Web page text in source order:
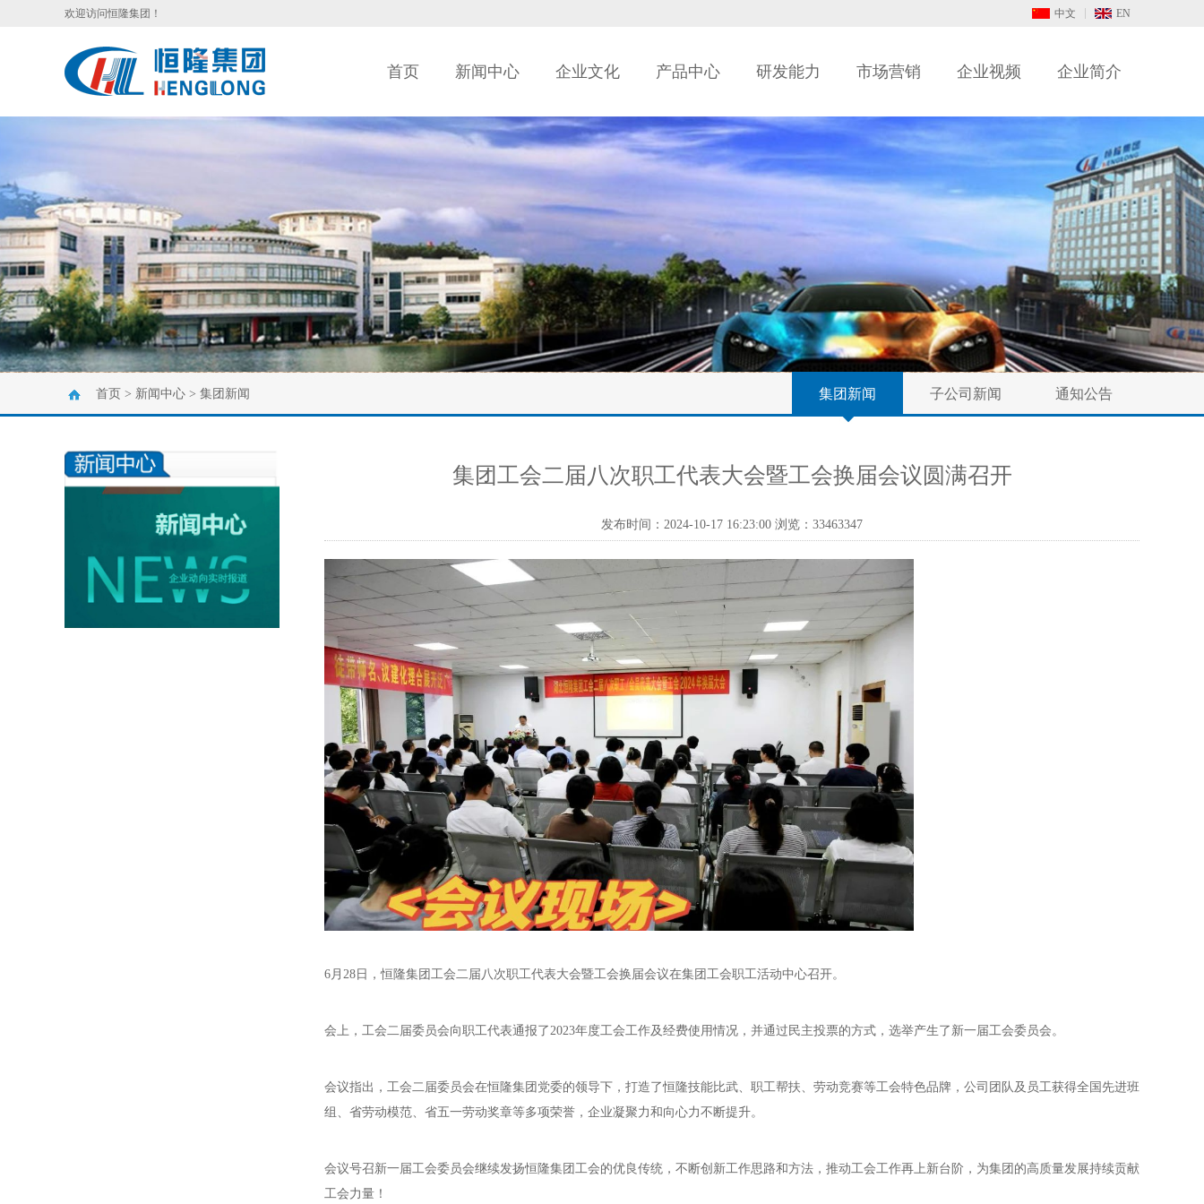
欢迎访问恒隆集团！ 中文 EN
首页 新闻中心 企业文化 产品中心 研发能力 市场营销 企业视频 企业简介
首页 > 新闻中心 > 集团新闻 集团新闻 子公司新闻 通知公告
集团工会二届八次职工代表大会暨工会换届会议圆满召开
发布时间：2024-10-17 16:23:00 浏览：33463347
6月28日，恒隆集团工会二届八次职工代表大会暨工会换届会议在集团工会职工活动中心召开。
会上，工会二届委员会向职工代表通报了2023年度工会工作及经费使用情况，并通过民主投票的方式，选举产生了新一届工会委员会。
会议指出，工会二届委员会在恒隆集团党委的领导下，打造了恒隆技能比武、职工帮扶、劳动竞赛等工会特色品牌，公司团队及员工获得全国先进班
组、省劳动模范、省五一劳动奖章等多项荣誉 ，企业凝聚力和向心力不断提升。
会议号召新一届工会委员会继续发扬恒隆集团工会的优良传统，不断创新工作思路和方法，推动工会工作再上新台阶，为集团的高质量发展持续贡献
工会力量！